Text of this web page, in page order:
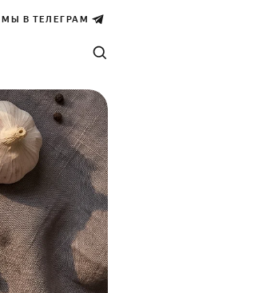
МЫ В ТЕЛЕГРАМ